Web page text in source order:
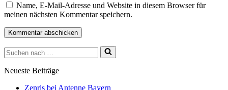
Name, E-Mail-Adresse und Website in diesem Browser für
meinen nächsten Kommentar speichern.
Suchen
nach …
Neueste Beiträge
Zenris bei Antenne Bayern